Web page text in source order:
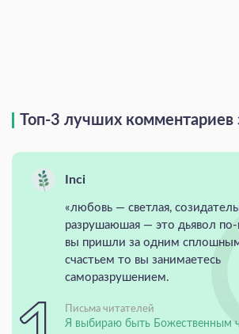
Топ-3 лучших
Inci
«любовь — светлая,
разрушаюшая — это дьявол
вы пришли за одним
счастьем то вы занимаетесь
саморазрушением.
Письма читателей
Я выбираю быть Божественным